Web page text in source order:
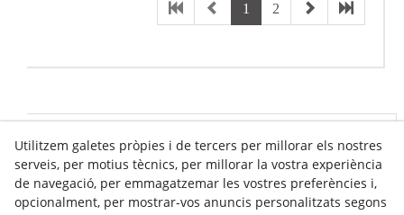
1 2
Info venda online
Utilitzem galetes pròpies i de tercers per millorar els nostres
serveis, per motius tècnics, per millorar la vostra experiència
de navegació, per emmagatzemar les vostres preferències i,
opcionalment, per mostrar-vos anuncis personalitzats segons